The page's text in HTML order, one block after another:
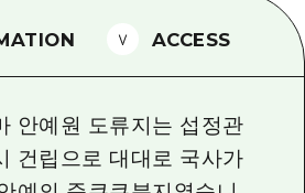
일
운로드
ACCESS
안예원 도류지는 섭정관
건립으로 대대로 국사가